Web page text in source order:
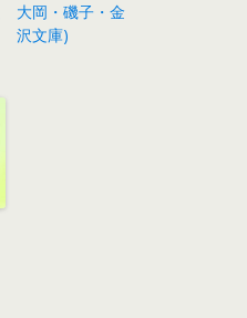
大岡・磯子・金
沢文庫)